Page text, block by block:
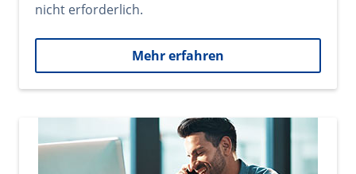
nicht erforderlich.
Mehr erfahren